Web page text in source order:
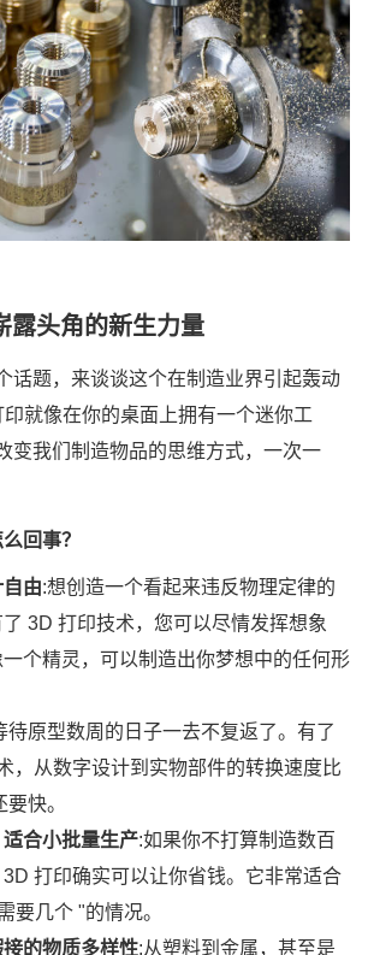
露头角的新生力量
话题，来谈谈这个在制造业界引起轰动
就像在你的桌面上拥有一个迷你工
变我们制造物品的思维方式，一次一
回事？
由:想创造一个看起来违反物理定律的
3D 打印技术，您可以尽情发挥想象
个精灵，可以制造出你梦想中的任何形
待原型数周的日子一去不复返了。有了
，从数字设计到实物部件的转换速度比
快。
合小批量生产:如果你不打算制造数百
打印确实可以让你省钱。它非常适合
要几个 "的情况。
的物质多样性:从塑料到金属，甚至是